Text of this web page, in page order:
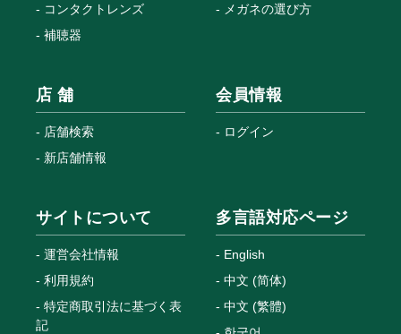
コンタクトレンズ
補聴器
メガネの選び方
店 舗
店舗検索
新店舗情報
会員情報
ログイン
サイトについて
運営会社情報
利用規約
特定商取引法に基づく表
記
多言語対応ページ
English
中文 (简体)
中文 (繁體)